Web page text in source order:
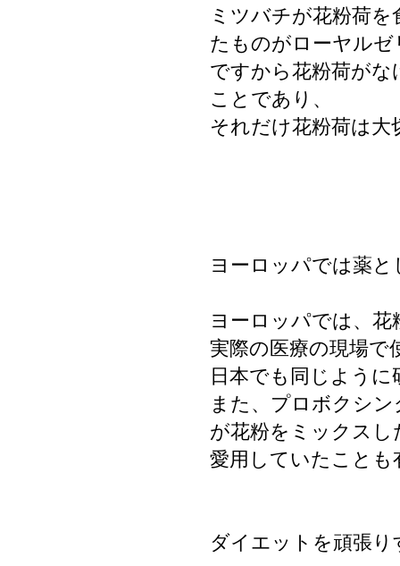
ミツバチが花粉荷
たものがローヤル
ですから花粉荷が
ことであり、
それだけ花粉荷は
ヨーロッパでは薬
ヨーロッパでは、
実際の医療の現場で
日本でも同じよう
また、プロボクシ
が花粉をミックス
愛用していたことも
ダイエットを頑張